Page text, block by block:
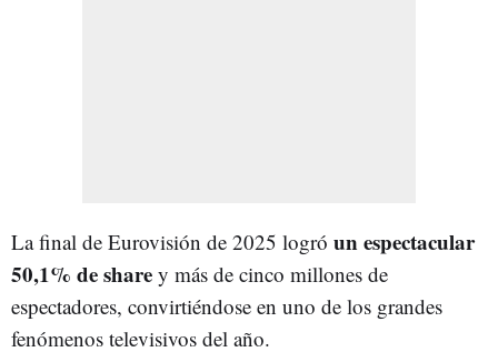
La final de Eurovisión de 2025 logró un espectacular
50,1% de share y más de cinco millones de
espectadores, convirtiéndose en uno de los grandes
fenómenos televisivos del año.